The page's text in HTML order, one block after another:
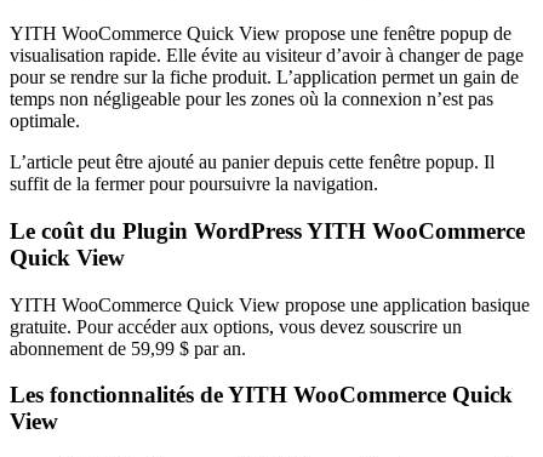
YITH WooCommerce Quick View propose une fenêtre popup de
visualisation rapide. Elle évite au visiteur d’avoir à changer de page
pour se rendre sur la fiche produit. L’application permet un gain de
temps non négligeable pour les zones où la connexion n’est pas
optimale.
L’article peut être ajouté au panier depuis cette fenêtre popup. Il
suffit de la fermer pour poursuivre la navigation.
Le coût du Plugin WordPress YITH WooCommerce
Quick View
YITH WooCommerce Quick View propose une application basique
gratuite. Pour accéder aux options, vous devez souscrire un
abonnement de 59,99 $ par an.
Les fonctionnalités de YITH WooCommerce Quick
View